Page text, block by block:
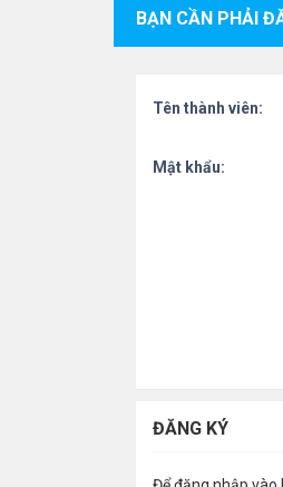
BẠN CẦN PHẢI
Tên thành viên:
Mật khẩu:
ĐĂNG KÝ